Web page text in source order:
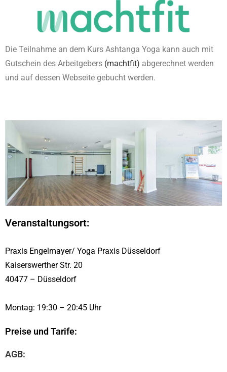
Die Teilnahme an dem Kurs Ashtanga Yoga kann auch mit
Gutschein des Arbeitgebers (machtfit) abgerechnet werden
und auf dessen Webseite gebucht werden.
Veranstaltungsort:
Praxis Engelmayer/ Yoga Praxis Düsseldorf
Kaiserswerther Str. 20
40477 – Düsseldorf
Montag: 19:30 – 20:45 Uhr
Preise und Tarife:
AGB: